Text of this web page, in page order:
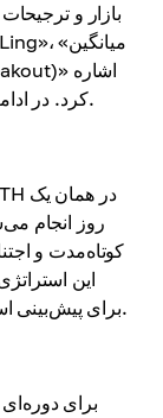
بازار و
کرد. در ادامه هرکدام را با جزئیات بیشتری بررسی می‌کنیم.
روز انجام
کوتاه‌مدت و
این
نمودارها و اندیکاتورها (مثلاً RSI) برای پیش‌بینی استفاده می‌کنند.